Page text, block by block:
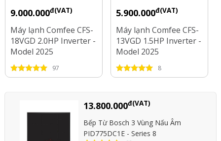
9.000.000đ(VAT)
Máy lạnh Comfee CFS-
18VGD 2.0HP Inverter -
Model 2025
97
5.900.000đ(VAT)
Máy lạnh Comfee CFS-
13VGD 1.5HP Inverter -
Model 2025
8
13.800.000đ(VAT)
Bếp Từ Bosch 3 Vùng Nấu Âm
PID775DC1E - Series 8